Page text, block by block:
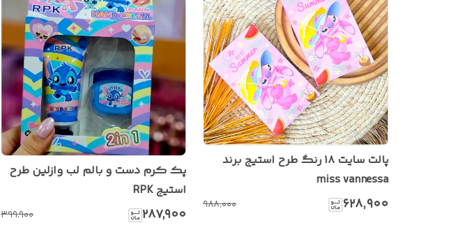
پالت سایت ۱۸ رنگ طرح استیج برند
miss vannessa
۶۲۸٬۹۰۰ ۹۸۸٬۰۰۰
پک کرم دست و بالم لب وازلین طرح
استیج RPK
۲۸۷٬۹۰۰ ۳۹۹٬۹۰۰